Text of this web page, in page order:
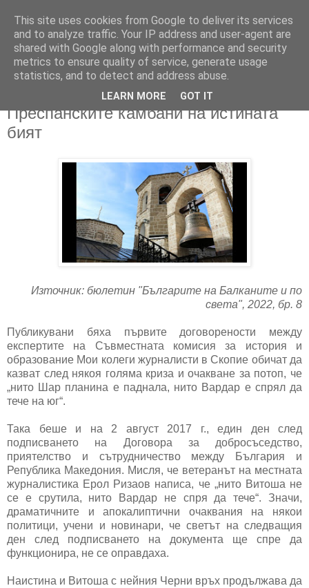
Преспанските камбани на истината
бият
Източник: бюлетин "Българите на Балканите и по
света", 2022, бр. 8
Публикувани бяха първите договорености между
експертите на Съвместната комисия за история и
образование Мои колеги журналисти в Скопие обичат да
казват след някоя голяма криза и очакване за потоп, че
„нито Шар планина е паднала, нито Вардар е спрял да
тече на юг“.
Така беше и на 2 август 2017 г., един ден след
подписването на Договора за добросъседство,
приятелство и сътрудничество между България и
Република Македония. Мисля, че ветеранът на местната
журналистика Ерол Ризаов написа, че „нито Витоша не
се е срутила, нито Вардар не спря да тече“. Значи,
драматичните и апокалиптични очаквания на някои
политици, учени и новинари, че светът на следващия
ден след подписването на документа ще спре да
функционира, не се оправдаха.
Наистина и Витоша с нейния Черни връх продължава да
This site uses cookies from Google to deliver its services
and to analyze traffic. Your IP address and user-agent are
shared with Google along with performance and security
metrics to ensure quality of service, generate usage
statistics, and to detect and address abuse.
LEARN MORE GOT IT